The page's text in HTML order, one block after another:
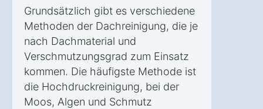
Grundsätzlich gibt es verschiedene
Methoden der Dachreinigung, die je
nach Dachmaterial und
Verschmutzungsgrad zum Einsatz
kommen. Die häufigste Methode ist
die Hochdruckreinigung, bei der
Moos, Algen und Schmutz